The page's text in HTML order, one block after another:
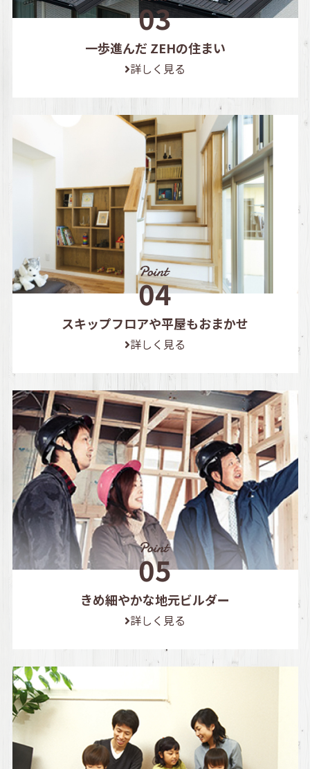
一歩進んだ ZEHの住まい
詳しく見る
スキップフロアや平屋もおまかせ
詳しく見る
きめ細やかな地元ビルダー
詳しく見る